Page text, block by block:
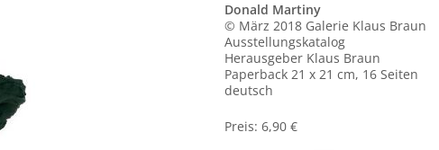
Donald Martiny
© März 2018 Galerie Klaus Braun
Ausstellungskatalog
Herausgeber Klaus Braun
Paperback 21 x 21 cm, 16 Seiten
deutsch
Preis: 6,90 €